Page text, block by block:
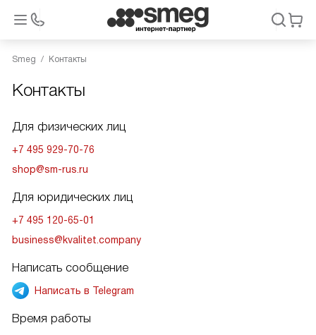
Smeg Контакты
Контакты
Для физических лиц
+7 495 929-70-76
shop@sm-rus.ru
Для юридических лиц
+7 495 120-65-01
business@kvalitet.company
Написать сообщение
Написать в Telegram
Время работы